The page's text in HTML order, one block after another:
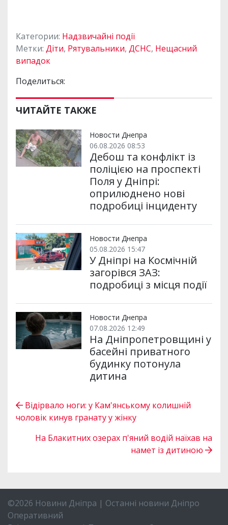
Категории: Надзвичайні події
Метки: Діти, Рятувальники, ДСНС, Нещасний
випадок
Поделиться:
ЧИТАЙТЕ ТАКЖЕ
Новости Днепра
06.08.2026 08:53
Дебош та конфлікт із
поліцією на проспекті
Поля у Дніпрі:
оприлюднено нові
подробиці інциденту
Новости Днепра
05.08.2026 15:47
У Дніпрі на Космічній
загорівся ЗАЗ:
подробиці з місця події
Новости Днепра
07.08.2026 12:49
На Дніпропетровщині у
басейні приватного
будинку потонула
дитина
Відірвало ноги: у Кам'янському колишній
чоловік кинув гранату у жінку
На Блакитних озерах п'яний водій наїхав на
намет із дитиною
©2026 Новини Дніпра | Останні новини Дніпро
Оперативний